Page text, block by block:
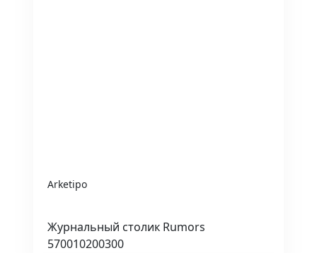
Arketipo
Журнальный столик Rumors
570010200300